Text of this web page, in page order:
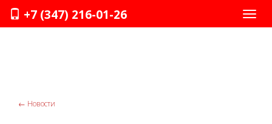
+7 (347) 216-01-26
← Новости